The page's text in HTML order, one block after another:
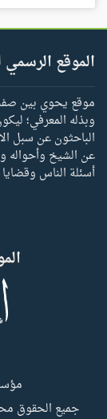
الموقع الرسمي
موقع يحوي بين
وبذله المعرفي؛
الباحثون عن سبل
عن الشيخ وأحواله
أسئلة الناس
جميع الحقوق